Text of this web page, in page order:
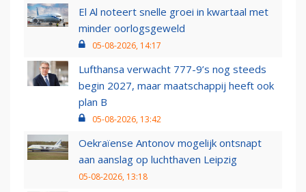
El Al noteert snelle groei in kwartaal met
minder oorlogsgeweld
05-08-2026, 14:17
Lufthansa verwacht 777-9’s nog steeds
begin 2027, maar maatschappij heeft ook
plan B
05-08-2026, 13:42
Oekraïense Antonov mogelijk ontsnapt
aan aanslag op luchthaven Leipzig
05-08-2026, 13:18